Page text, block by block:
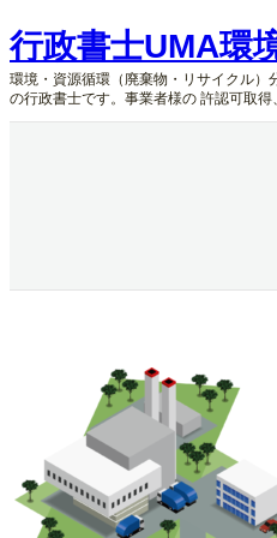
容
を
ス
キ
行政書士UMA環
環境・資源循環（廃棄物・リサイクル
の行政書士です。事業者様の 許認可取